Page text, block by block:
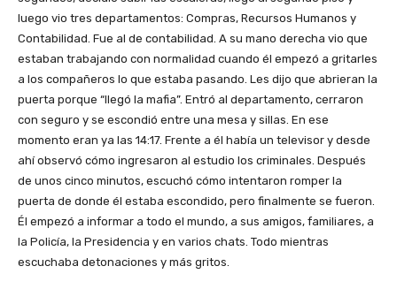
luego vio tres departamentos: Compras, Recursos Humanos y
Contabilidad. Fue al de contabilidad. A su mano derecha vio que
estaban trabajando con normalidad cuando él empezó a gritarles
a los compañeros lo que estaba pasando. Les dijo que abrieran la
puerta porque “llegó la mafia”. Entró al departamento, cerraron
con seguro y se escondió entre una mesa y sillas. En ese
momento eran ya las 14:17. Frente a él había un televisor y desde
ahí observó cómo ingresaron al estudio los criminales. Después
de unos cinco minutos, escuchó cómo intentaron romper la
puerta de donde él estaba escondido, pero finalmente se fueron.
Él empezó a informar a todo el mundo, a sus amigos, familiares, a
la Policía, la Presidencia y en varios chats. Todo mientras
escuchaba detonaciones y más gritos.